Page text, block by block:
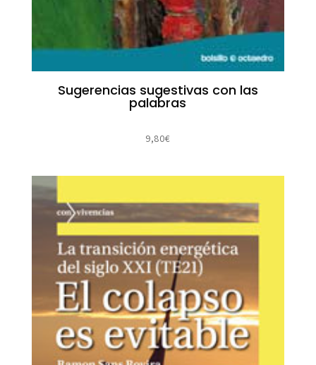
Sugerencias sugestivas con las
palabras
9,80€